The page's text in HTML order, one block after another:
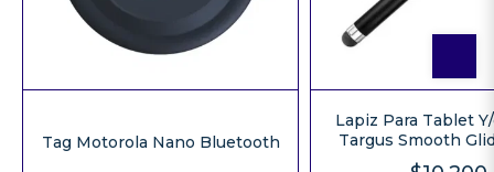
Tag Motorola Nano Bluetooth
Lapiz Para Tablet
Targus Smooth